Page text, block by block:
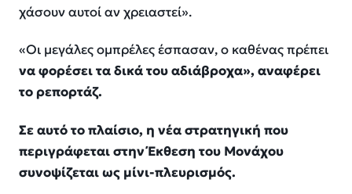
χάσουν αυτοί αν χρειαστεί».
«Οι μεγάλες ομπρέλες έσπασαν, ο καθένας πρέπει
να φορέσει τα δικά του αδιάβροχα», αναφέρει
το ρεπορτάζ.
Σε αυτό το πλαίσιο, η νέα στρατηγική που
περιγράφεται στην Έκθεση του Μονάχου
συνοψίζεται ως μίνι-πλευρισμός.